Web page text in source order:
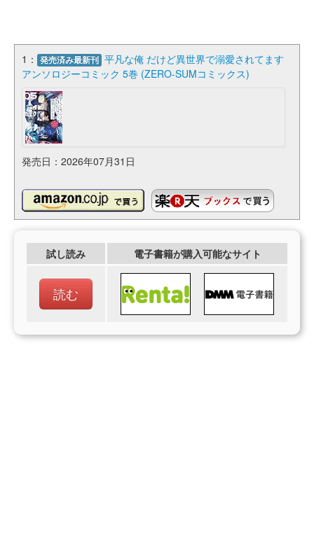
1： 発売済み最新刊 平凡な俺​ だけど異世界で溺愛されてます
アンソロジーコミック 5巻 (ZERO-SUMコミックス)
発売日：2026年07月31日
試し読み 電子書籍が購入可能なサイト
読む